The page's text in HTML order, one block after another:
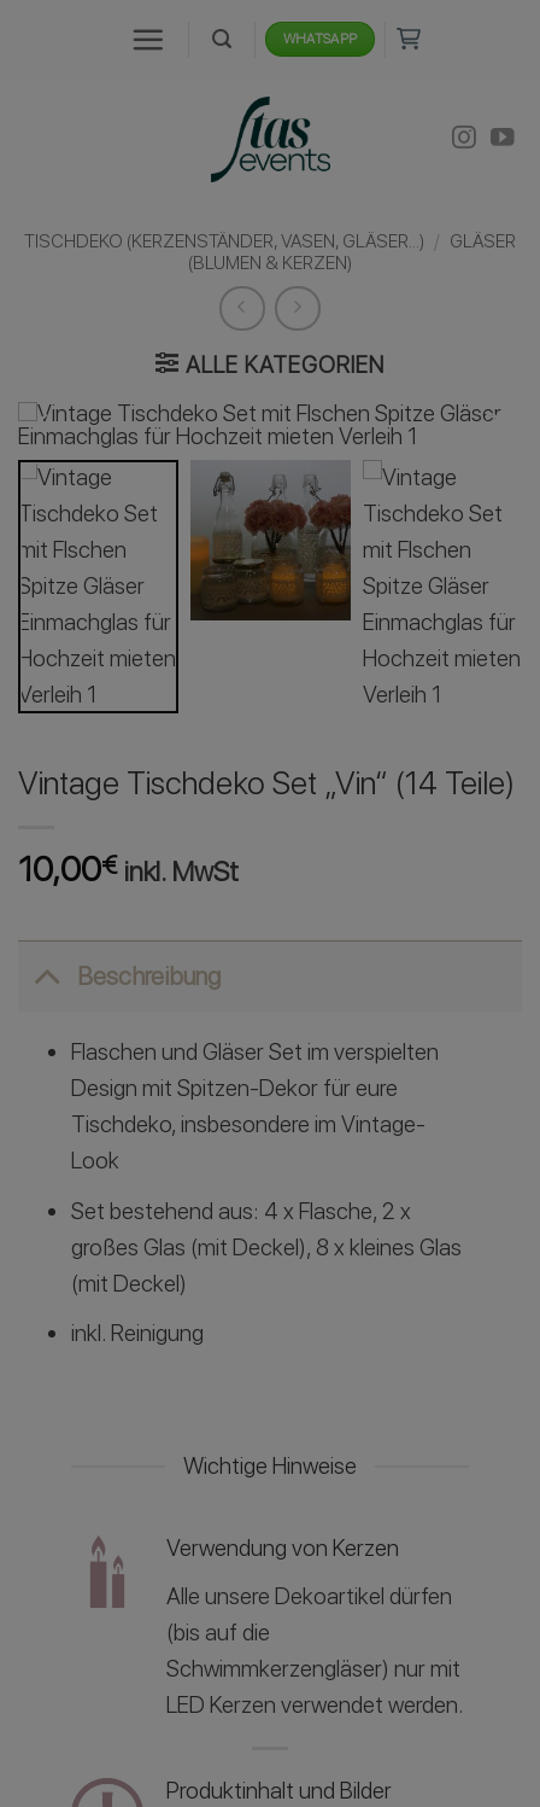
WHATSAPP
TISCHDEKO (KERZENSTÄNDER, VASEN, GLÄSER...) / GLÄSER
(BLUMEN & KERZEN)
ALLE KATEGORIEN
Vintage Tischdeko Set „Vin“ (14 Teile)
10,00€ inkl. MwSt
Beschreibung
Flaschen und Gläser Set im verspielten
Design mit Spitzen-Dekor für eure
Tischdeko, insbesondere im Vintage-
Look
Set bestehend aus: 4 x Flasche, 2 x
großes Glas (mit Deckel), 8 x kleines Glas
(mit Deckel)
inkl. Reinigung
Wichtige Hinweise
Verwendung von Kerzen
Alle unsere Dekoartikel dürfen
(bis auf die
Schwimmkerzengläser) nur mit
LED Kerzen verwendet werden.
Produktinhalt und Bilder